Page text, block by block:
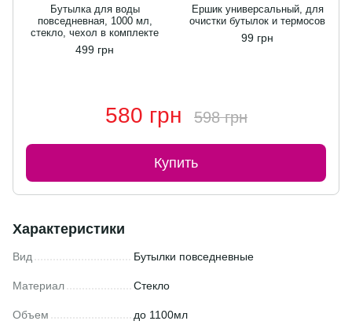
Бутылка для воды
повседневная, 1000 мл,
стекло, чехол в комплекте
499 грн
Ершик универсальный, для
очистки бутылок и термосов
99 грн
580 грн 598 грн
Купить
Характеристики
Вид Бутылки повседневные
Материал Стекло
Объем до 1100мл